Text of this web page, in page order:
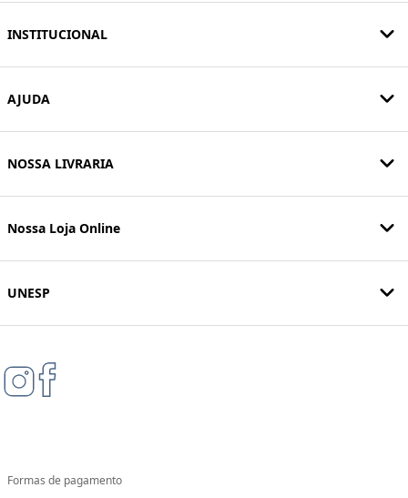
INSTITUCIONAL
AJUDA
NOSSA LIVRARIA
Nossa Loja Online
UNESP
Formas de pagamento